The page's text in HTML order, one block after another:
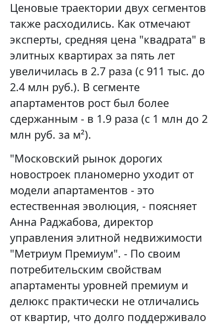
Ценовые траектории двух сегментов
также расходились. Как отмечают
эксперты, средняя цена "квадрата" в
элитных квартирах за пять лет
увеличилась в 2.7 раза (с 911 тыс. до
2.4 млн руб.). В сегменте
апартаментов рост был более
сдержанным - в 1.9 раза (с 1 млн до 2
млн руб. за м²).
"Московский рынок дорогих
новостроек планомерно уходит от
модели апартаментов - это
естественная эволюция, - поясняет
Анна Раджабова, директор
управления элитной недвижимости
"Метриум Премиум". - По своим
потребительским свойствам
апартаменты уровней премиум и
делюкс практически не отличались
от квартир, что долго поддерживало